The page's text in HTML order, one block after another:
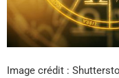
Image crédit :